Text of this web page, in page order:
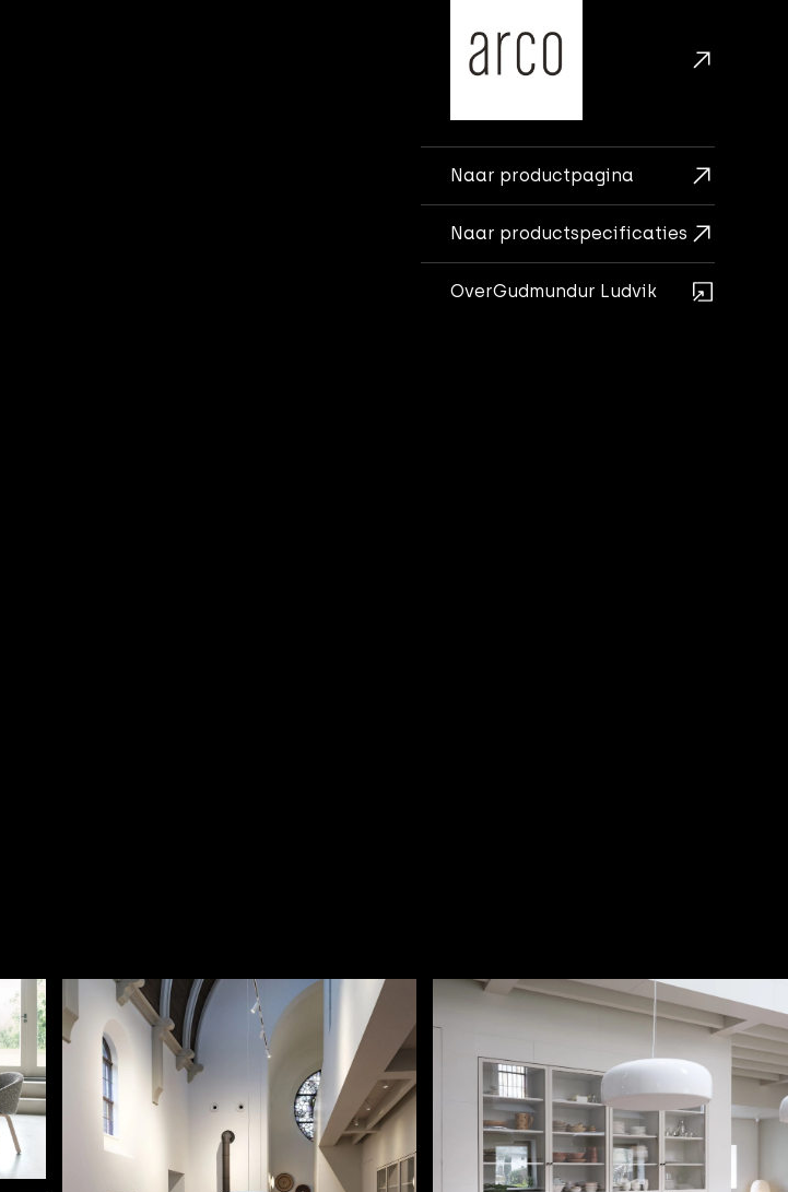
Naar productpagina
Naar productspecificaties
OverGudmundur Ludvik